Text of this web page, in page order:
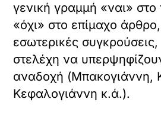
γενική γραμμή «ναι» στο
«όχι» στο επίμαχο
εσωτερικές
στελέχη να
αναδοχή (Μπακογιάννη,
Κεφαλογιάννη κ.ά.).